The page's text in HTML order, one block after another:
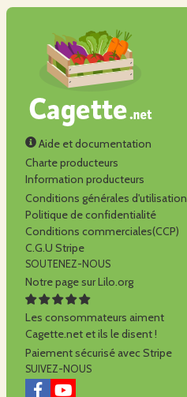
Aide et documentation
Charte producteurs
Information producteurs
Conditions générales d'utilisation
Politique de confidentialité
Conditions commerciales(CCP)
C.G.U Stripe
SOUTENEZ-NOUS
Notre page sur Lilo.org
Les consommateurs aiment
Cagette.net et ils le disent !
Paiement sécurisé avec Stripe
SUIVEZ-NOUS